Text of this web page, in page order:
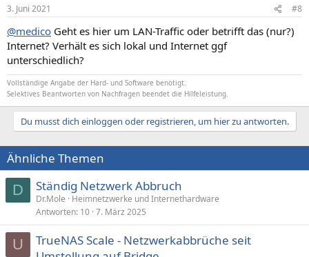
3. Juni 2021 #8
@medico Geht es hier um LAN-Traffic oder betrifft das (nur?)
Internet? Verhält es sich lokal und Internet ggf
unterschiedlich?
Vollständige Angabe der Hard- und Software benötigt.
Selektives Beantworten von Nachfragen beendet die Hilfeleistung.
Du musst dich einloggen oder registrieren, um hier zu antworten.
Ähnliche Themen
D Ständig Netzwerk Abbruch
Dr.Mole
Heimnetzwerke und Internethardware
Antworten 10 7. März 2025
U
TrueNAS Scale - Netzwerkabbrüche seit